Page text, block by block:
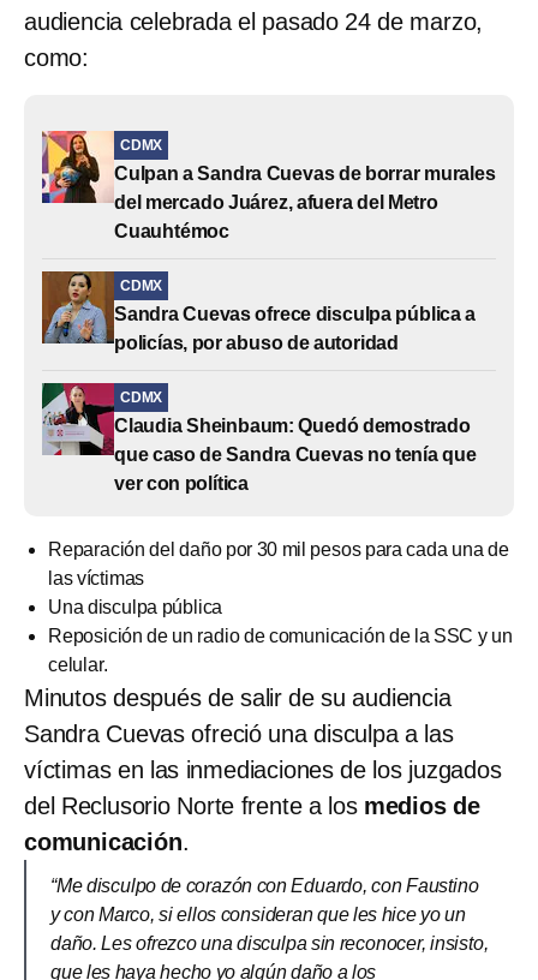
audiencia celebrada el pasado 24 de marzo,
como:
CDMX
Culpan a Sandra Cuevas de borrar murales
del mercado Juárez, afuera del Metro
Cuauhtémoc
CDMX
Sandra Cuevas ofrece disculpa pública a
policías, por abuso de autoridad
CDMX
Claudia Sheinbaum: Quedó demostrado
que caso de Sandra Cuevas no tenía que
ver con política
Reparación del daño por 30 mil pesos para cada una de
las víctimas
Una disculpa pública
Reposición de un radio de comunicación de la SSC y un
celular.
Minutos después de salir de su audiencia
Sandra Cuevas ofreció una disculpa a las
víctimas en las inmediaciones de los juzgados
del Reclusorio Norte frente a los medios de
comunicación.
“Me disculpo de corazón con Eduardo, con Faustino
y con Marco, si ellos consideran que les hice yo un
daño. Les ofrezco una disculpa sin reconocer, insisto,
que les haya hecho yo algún daño a los